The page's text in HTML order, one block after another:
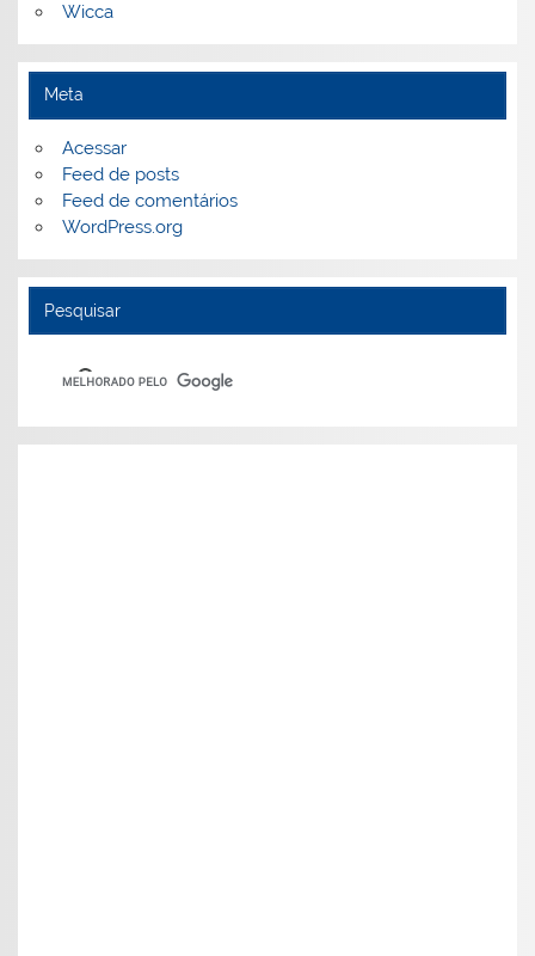
Wicca
Meta
Acessar
Feed de posts
Feed de comentários
WordPress.org
Pesquisar